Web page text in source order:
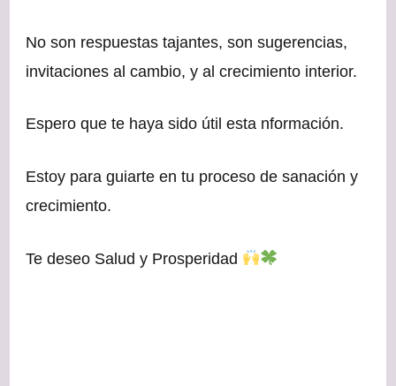
No son respuestas tajantes, son sugerencias,
invitaciones al cambio, y al crecimiento interior.
Espero que te haya sido útil esta nformación.
Estoy para guiarte en tu proceso de sanación y
crecimiento.
Te deseo Salud y Prosperidad